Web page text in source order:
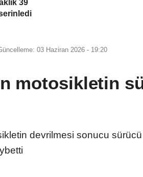
39
03 Haziran 2026 - 19:20
motosikletin
devrilmesi sonucu